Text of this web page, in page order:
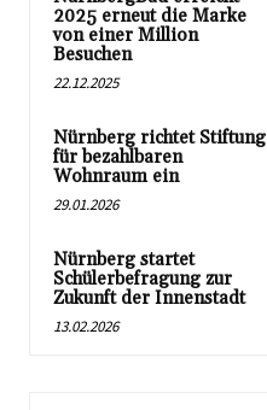
2025 erneut die Marke
von einer Million
Besuchen
22.12.2025
Nürnberg richtet Stiftung
für bezahlbaren
Wohnraum ein
29.01.2026
Nürnberg startet
Schülerbefragung zur
Zukunft der Innenstadt
13.02.2026